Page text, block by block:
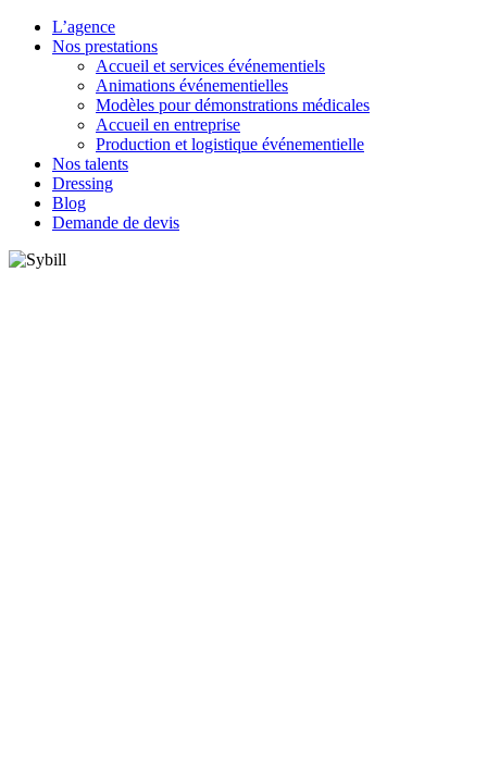
L’agence
Nos prestations
Accueil et services événementiels
Animations événementielles
Modèles pour démonstrations médicales
Accueil en entreprise
Production et logistique événementielle
Nos talents
Dressing
Blog
Demande de devis